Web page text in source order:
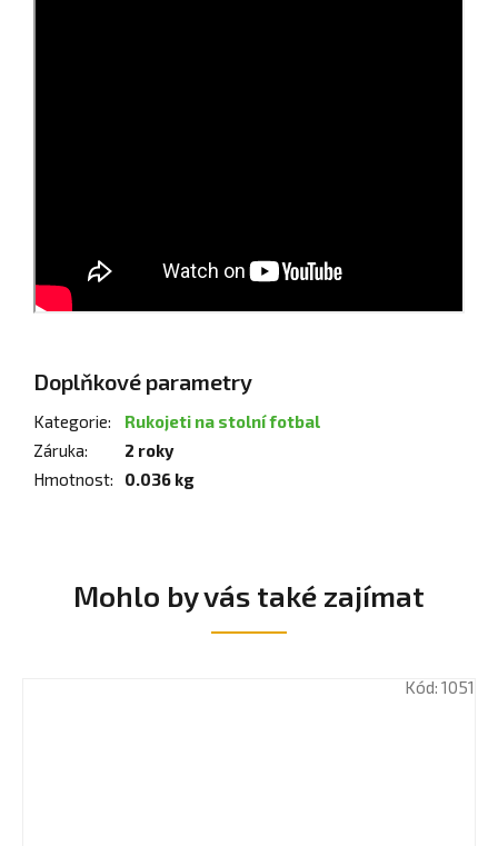
Doplňkové parametry
Kategorie:
Rukojeti na stolní fotbal
Záruka:
2 roky
Hmotnost: 0.036 kg
Mohlo by vás také zajímat
Kód: 1051